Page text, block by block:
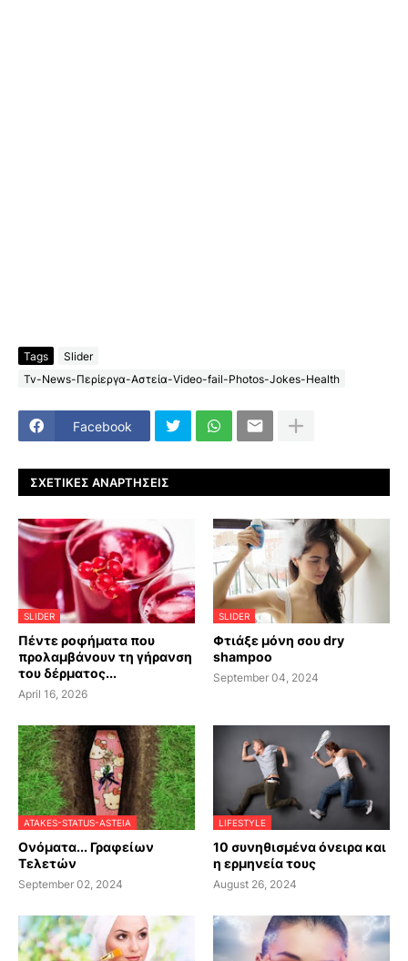
Tags
Slider
Tv-News-Περίεργα-Αστεία-Video-fail-Photos-Jokes-Health
Facebook
ΣΧΕΤΙΚΈΣ ΑΝΑΡΤΉΣΕΙΣ
SLIDER
Πέντε ροφήματα που
προλαμβάνουν τη γήρανση
του δέρματος...
April 16, 2026
SLIDER
Φτιάξε μόνη σου dry
shampoo
September 04, 2024
ATAKES-STATUS-ASTEIA
Ονόματα... Γραφείων
Τελετών
September 02, 2024
LIFESTYLE
10 συνηθισμένα όνειρα και
η ερμηνεία τους
August 26, 2024